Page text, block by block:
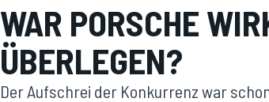
WAR PORSCHE
ÜBERLEGEN?
Der Aufschrei der Konkurrenz war